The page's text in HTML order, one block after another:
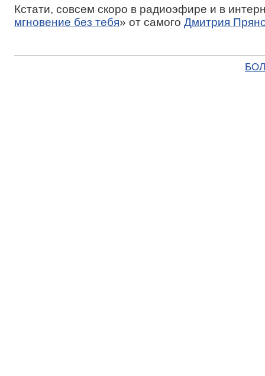
Кстати, совсем скоро в радиоэфире и в
мгновение без тебя» от самого Дмитрия